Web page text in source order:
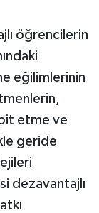
öğrencilerin
eğilimlerinin
etme ve
geride
dezavantajlı